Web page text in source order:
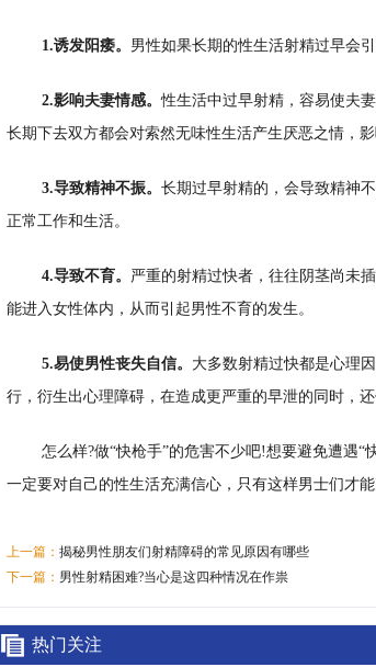
1.诱发阳痿。 男性如果长期的性生活射精过早会
2.影响夫妻情感。性生活中过早射精，容易使夫
长期下去双方都会对索然无味性生活产生厌恶之情，影
3.导致精神不振。 长期过早射精的，会导致精神
正常工作和生活。
4.导致不育。 严重的射精过快者，往往阴茎尚未
能进入女性体内，从而引起男性不育的发生。
5.易使男性丧失自信。 大多数射精过快都是心理
行，衍生出心理障碍，在造成更严重的早泄的同时，
怎么样?做“快枪手”的危害不少吧!想要避免遭遇“
一定要对自己的性生活充满信心，只有这样男士们才
上一篇： 揭秘男性朋友们射精障碍的常见原因有哪些
下一篇： 男性射精困难?当心是这四种情况在作祟
热门关注